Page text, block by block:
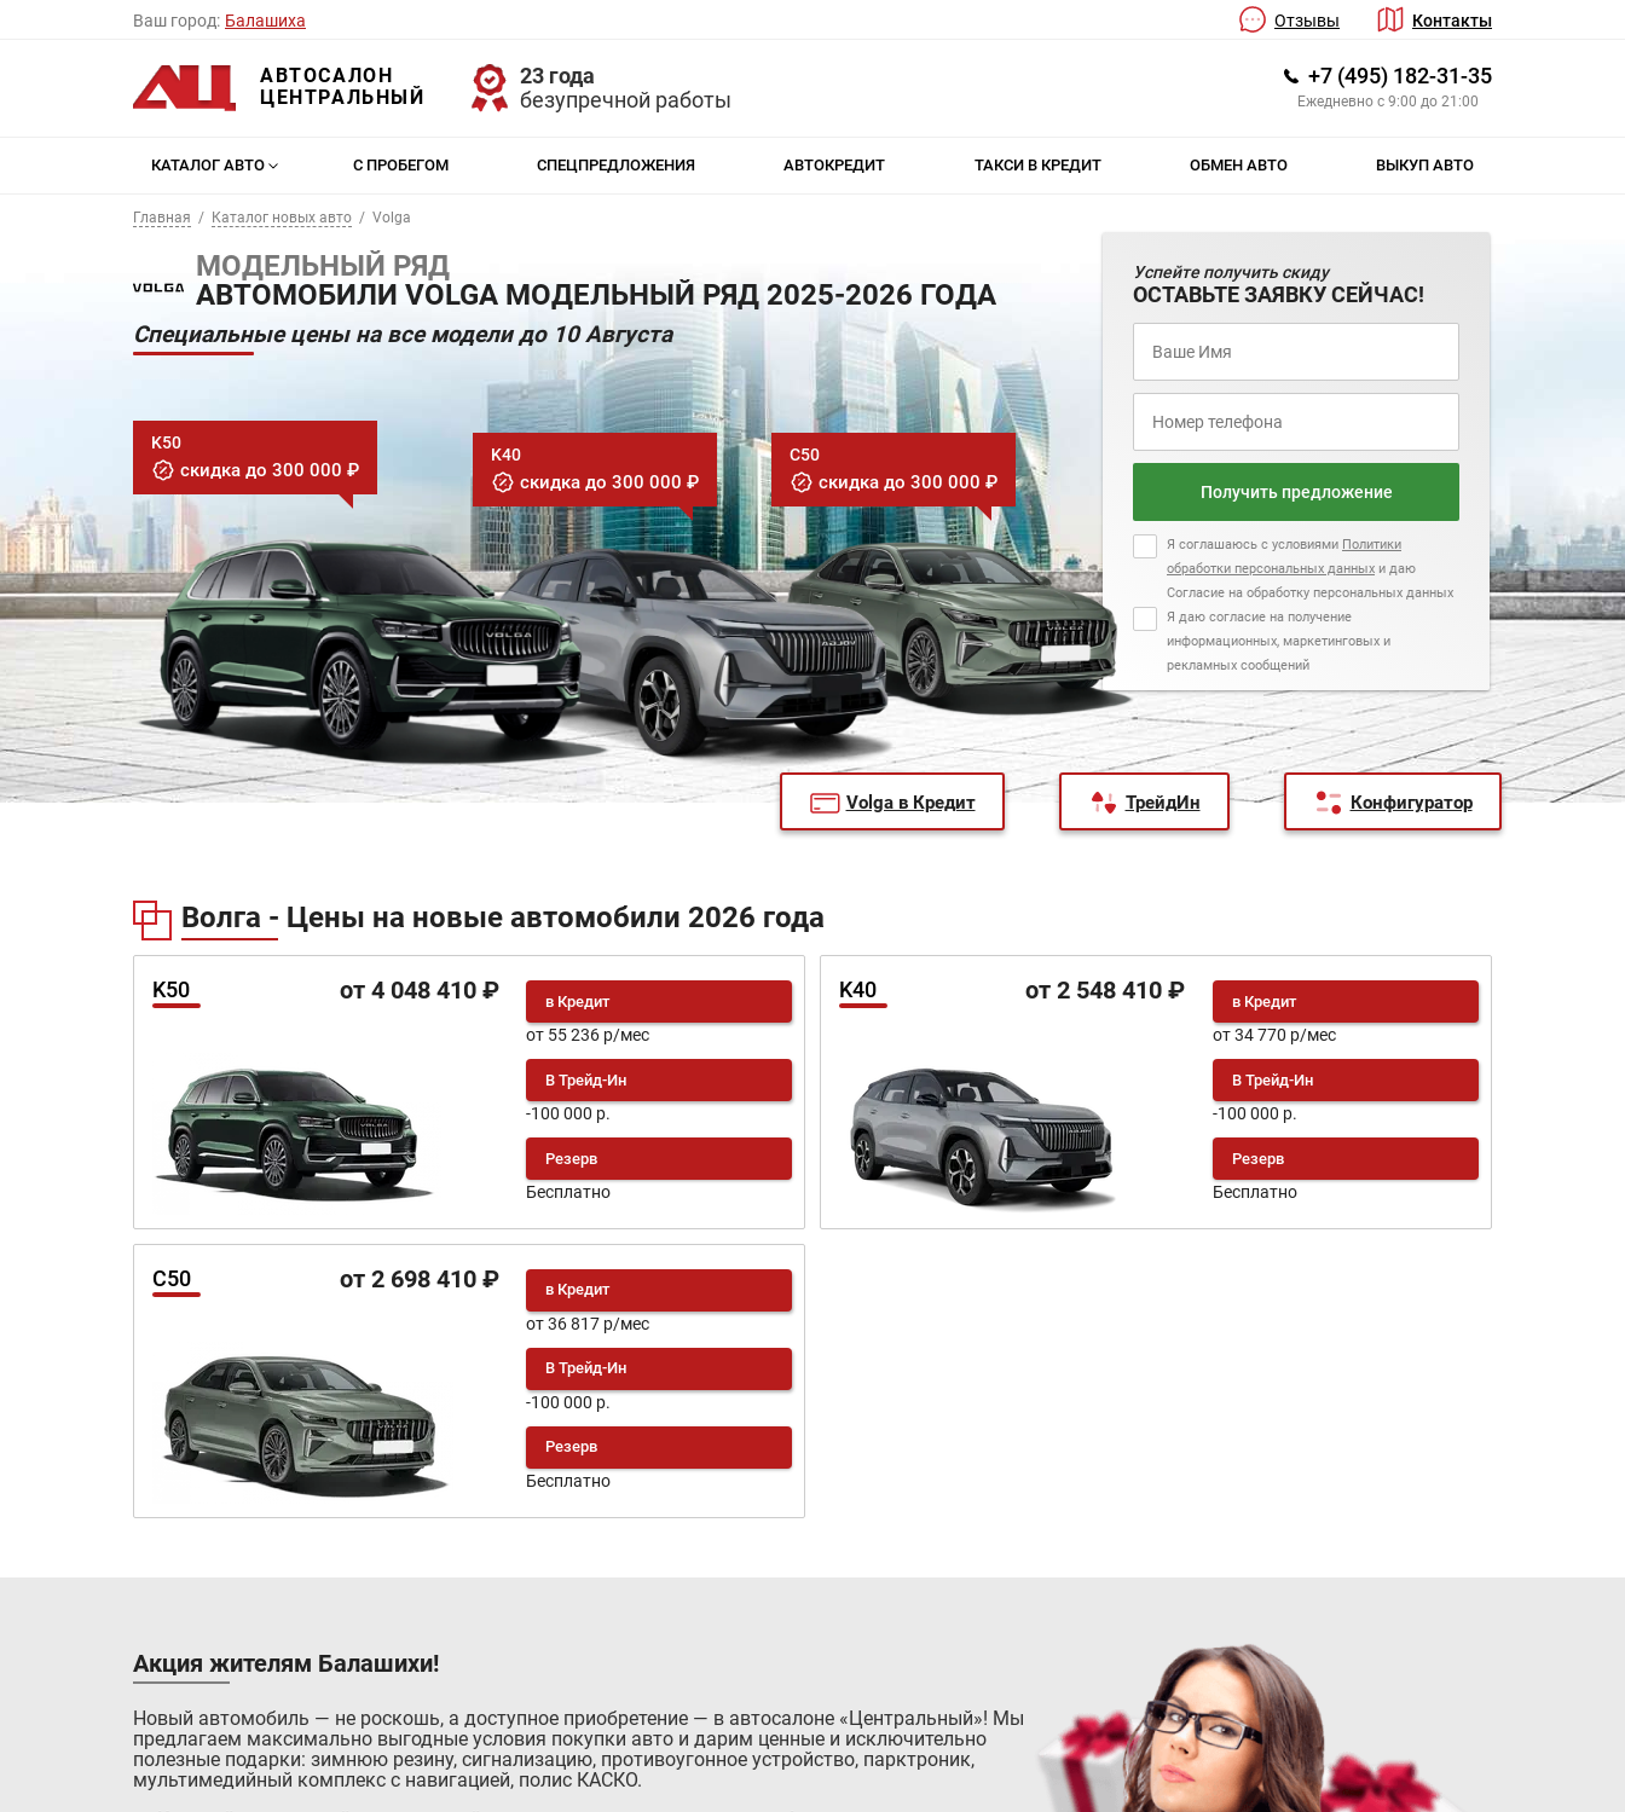
Ваш город: Балашиха Отзывы Контакты
АВТОСАЛОН
ЦЕНТРАЛЬНЫЙ
23 года
безупречной работы
+7 (495) 182-31-35
Ежедневно с 9:00 до 21:00
КАТАЛОГ АВТО С ПРОБЕГОМ СПЕЦПРЕДЛОЖЕНИЯ АВТОКРЕДИТ ТАКСИ В КРЕДИТ ОБМЕН АВТО ВЫКУП АВТО
Главная Каталог новых авто Volga
МОДЕЛЬНЫЙ РЯД
АВТОМОБИЛИ VOLGA МОДЕЛЬНЫЙ РЯД 2025-2026 ГОДА
Специальные цены на все модели до 10 Августа
K50
скидка до 300 000 ₽
K40
скидка до 300 000 ₽
C50
скидка до 300 000 ₽
Успейте получить скиду
ОСТАВЬТЕ ЗАЯВКУ СЕЙЧАС!
Получить предложение
Я соглашаюсь с условиями Политики
обработки персональных данных и даю
Согласие на обработку персональных данных
Я даю согласие на получение
информационных, маркетинговых и
рекламных сообщений
Volga в Кредит ТрейдИн Конфигуратор
Волга - Цены на новые автомобили 2026 года
K50 от 4 048 410 ₽ в Кредит
от 55 236 р/мес
В Трейд-Ин
-100 000 р.
Резерв
Бесплатно
K40 от 2 548 410 ₽ в Кредит
от 34 770 р/мес
В Трейд-Ин
-100 000 р.
Резерв
Бесплатно
C50 от 2 698 410 ₽ в Кредит
от 36 817 р/мес
В Трейд-Ин
-100 000 р.
Резерв
Бесплатно
Акция жителям Балашихи!
Новый автомобиль — не роскошь, а доступное приобретение — в автосалоне «Центральный»! Мы
предлагаем максимально выгодные условия покупки авто и дарим ценные и исключительно
полезные подарки: зимнюю резину, сигнализацию, противоугонное устройство, парктроник,
мультимедийный комплекс с навигацией, полис КАСКО.